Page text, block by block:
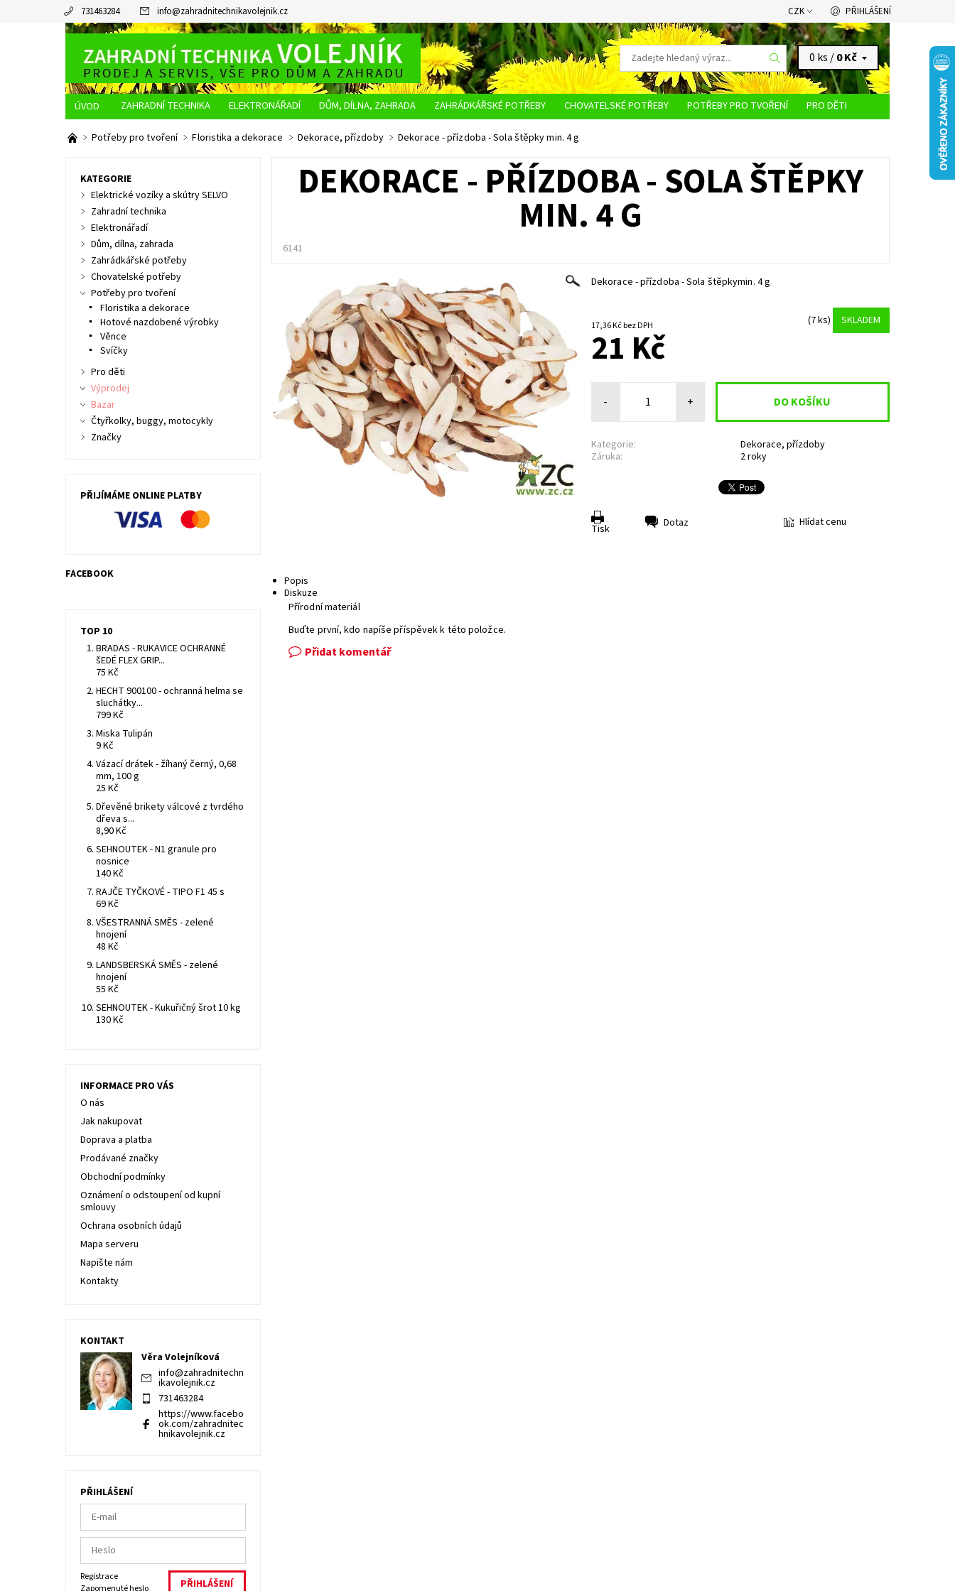
731463284 info@zahradnitechnikavolejnik.cz CZK PŘIHLÁŠENÍ
0 ks /0 Kč
ZAHRADNÍ TECHNIKA ELEKTRONÁŘADÍ DŮM, DÍLNA, ZAHRADA ZAHRÁDKÁŘSKÉ POTŘEBY CHOVATELSKÉ POTŘEBY POTŘEBY PRO TVOŘENÍ
PRO DĚTI
O NÁS
JAK NAKUPOVAT DOPRAVA A PLATBA OBCHODNÍ PODMÍNKY OCHRANA OSOBNÍCH ÚDAJŮ NAPIŠTE NÁM
Potřeby pro tvoření Floristika a dekorace Dekorace, přízdoby Dekorace - přízdoba - Sola štěpky min. 4 g
DEKORACE - PŘÍZDOBA - SOLA ŠTĚPKY
MIN. 4 G
6141
Dekorace - přízdoba - Sola štěpkymin. 4 g
17,36 Kč bez DPH (7 ks) SKLADEM
21 Kč
- +
Kategorie:
Dekorace, přízdoby
Záruka:
2 roky
Tisk Dotaz Hlídat cenu
Popis
Diskuze
Přírodní materiál
Buďte první, kdo napíše příspěvek k této položce.
Přidat komentář
KATEGORIE
Elektrické vozíky a skútry SELVO
Zahradní technika
Elektronářadí
Dům, dílna, zahrada
Zahrádkářské potřeby
Chovatelské potřeby
Potřeby pro tvoření
Floristika a dekorace
Hotové nazdobené výrobky
Věnce
Svíčky
Pro děti
Výprodej
Bazar
Čtyřkolky, buggy, motocykly
Značky
PŘIJÍMÁME ONLINE PLATBY
FACEBOOK
TOP 10
BRADAS - RUKAVICE OCHRANNÉ
šEDÉ FLEX GRIP...
75 Kč
HECHT 900100 - ochranná helma se
sluchátky...
799 Kč
Miska Tulipán
9 Kč
Vázací drátek - žíhaný černý, 0,68
mm, 100 g
25 Kč
Dřevěné brikety válcové z tvrdého
dřeva s...
8,90 Kč
SEHNOUTEK - N1 granule pro
nosnice
140 Kč
RAJČE TYČKOVÉ - TIPO F1 45 s
69 Kč
VŠESTRANNÁ SMĚS - zelené
hnojení
48 Kč
LANDSBERSKÁ SMĚS - zelené
hnojení
55 Kč
SEHNOUTEK - Kukuřičný šrot 10 kg
130 Kč
INFORMACE PRO VÁS
O nás
Jak nakupovat
Doprava a platba
Prodávané značky
Obchodní podmínky
Oznámení o odstoupení od kupní
smlouvy
Ochrana osobních údajů
Mapa serveru
Napište nám
Kontakty
KONTAKT
Věra Volejníková
info@zahradnitechn
ikavolejnik.cz
731463284
https://www.facebo
ok.com/zahradnitec
hnikavolejnik.cz
PŘIHLÁŠENÍ
Registrace
Zapomenuté heslo